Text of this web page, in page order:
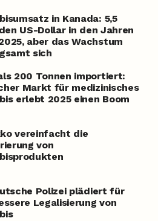
in Kanada: 5,5
US-Dollar in den Jahren
aber das Wachstum
sich
200 Tonnen importiert:
Markt für medizinisches
erlebt 2025 einen Boom
vereinfacht die
von
Polizei plädiert für
Legalisierung von